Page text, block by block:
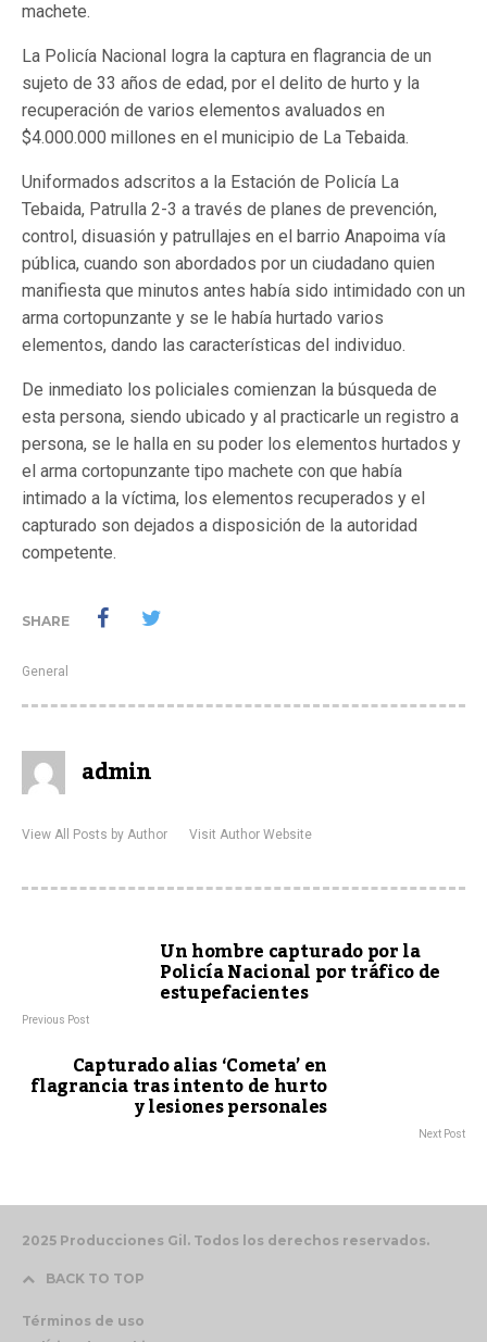
machete.
La Policía Nacional logra la captura en flagrancia de un
sujeto de 33 años de edad, por el delito de hurto y la
recuperación de varios elementos avaluados en
$4.000.000 millones en el municipio de La Tebaida.
Uniformados adscritos a la Estación de Policía La
Tebaida, Patrulla 2-3 a través de planes de prevención,
control, disuasión y patrullajes en el barrio Anapoima vía
pública, cuando son abordados por un ciudadano quien
manifiesta que minutos antes había sido intimidado con un
arma cortopunzante y se le había hurtado varios
elementos, dando las características del individuo.
De inmediato los policiales comienzan la búsqueda de
esta persona, siendo ubicado y al practicarle un registro a
persona, se le halla en su poder los elementos hurtados y
el arma cortopunzante tipo machete con que había
intimado a la víctima, los elementos recuperados y el
capturado son dejados a disposición de la autoridad
competente.
SHARE
General
admin
View All Posts by Author Visit Author Website
Un hombre capturado por la
Policía Nacional por tráfico de
estupefacientes
Previous Post
Capturado alias ‘Cometa’ en
flagrancia tras intento de hurto
y lesiones personales
Next Post
2025 Producciones Gil. Todos los derechos reservados.
BACK TO TOP
Términos de uso